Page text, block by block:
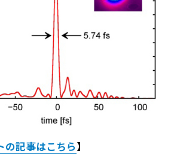
の記事はこちら】